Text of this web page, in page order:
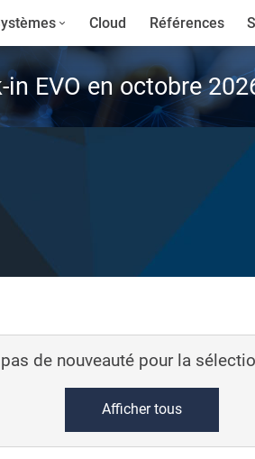
Cloud Références
EVO en octobre
de nouveauté pour la
Afficher tous